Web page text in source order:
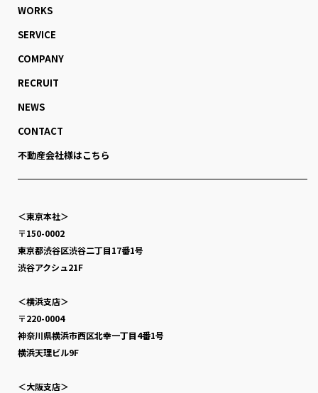
WORKS
SERVICE
COMPANY
RECRUIT
NEWS
CONTACT
不動産会社様はこちら
＜東京本社＞
〒150-0002
東京都渋谷区渋谷二丁目17番1号
渋谷アクシュ21F
＜横浜支店＞
〒220-0004
神奈川県横浜市西区北幸一丁目4番1号
横浜天理ビル9F
＜大阪支店＞